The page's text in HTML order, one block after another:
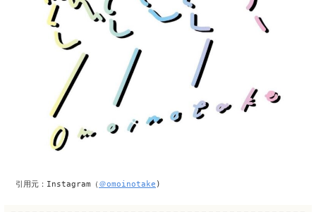
引用元：Instagram（ ＠omoinotake )